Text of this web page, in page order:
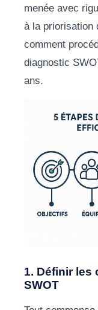
menée avec
à la priorisation
comment
diagnostic
ans.
1. Définir les
SWOT